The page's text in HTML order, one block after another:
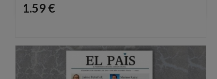
Precio
1.59 €